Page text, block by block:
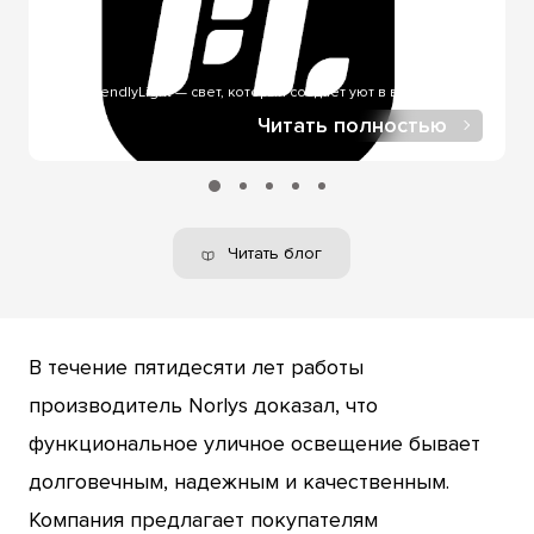
при онлайн-покупке, в нашем интернет-магазине.
FriendlyLight — свет, который создает уют в вашем доме..
Читать полностью
Читать блог
В течение пятидесяти лет работы
производитель Norlys доказал, что
функциональное уличное освещение бывает
долговечным, надежным и качественным.
Компания предлагает покупателям